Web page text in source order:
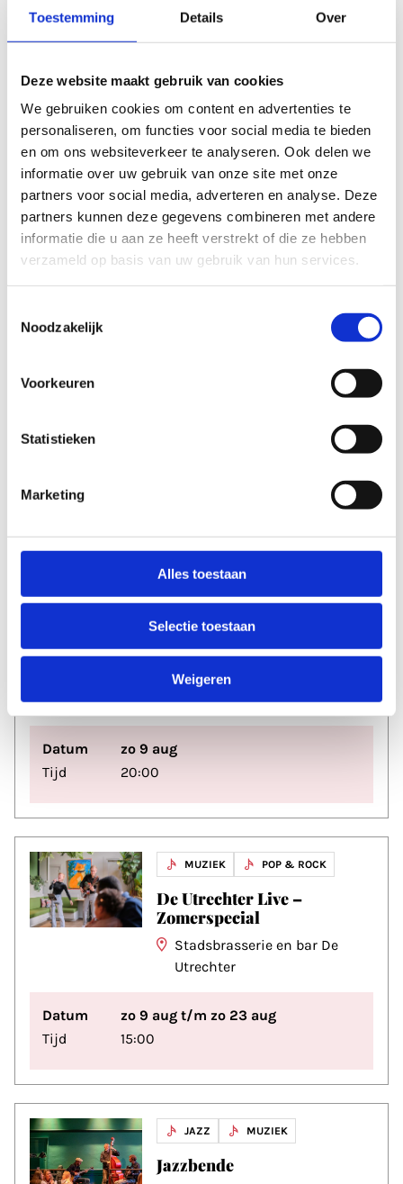
Toestemming Details Over
Deze website maakt gebruik van cookies
We gebruiken cookies om content en advertenties te
personaliseren, om functies voor social media te bieden
en om ons websiteverkeer te analyseren. Ook delen we
informatie over uw gebruik van onze site met onze
partners voor social media, adverteren en analyse. Deze
partners kunnen deze gegevens combineren met andere
informatie die u aan ze heeft verstrekt of die ze hebben
verzameld op basis van uw gebruik van hun services.
Noodzakelijk
Voorkeuren
Statistieken
Marketing
Alles toestaan
Selectie toestaan
Weigeren
Tijd
13:30 - 14:15
METAL MUZIEK
Luna Kills
dB's Studio
Datum
za 8 aug
Tijd
20:00
MUZIEK
Tijd
20:00
MUZIEK
Just Mustard
EKKO
Datum
zo 9 aug
Tijd
20:00
MUZIEK POP & ROCK
De Utrechter Live –
Zomerspecial
Stadsbrasserie en bar De
Utrechter
Datum
zo 9 aug t/m zo 23 aug
Tijd
15:00
JAZZ MUZIEK
Jazzbende